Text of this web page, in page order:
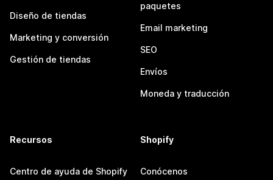
Diseño de tiendas
Marketing y conversión
Gestión de tiendas
paquetes
Email marketing
SEO
Envíos
Moneda y traducción
Recursos
Centro de ayuda de Shopify
Shopify
Conócenos